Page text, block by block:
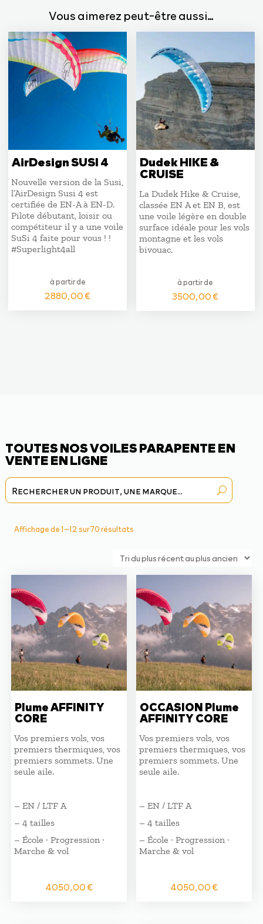
Vous aimerez peut-être aussi…
AirDesign SUSI 4
Nouvelle version de la Susi,
l’AirDesign Susi 4 est
certifiée de EN-A à EN-D.
Pilote débutant, loisir ou
compétiteur il y a une voile
SuSi 4 faite pour vous ! !
#Superlight4all
à partir de
2880,00€
Dudek HIKE &
CRUISE
La Dudek Hike & Cruise,
classée EN A et EN B, est
une voile légère en double
surface idéale pour les vols
montagne et les vols
bivouac.
à partir de
3500,00€
TOUTES NOS VOILES PARAPENTE EN
VENTE EN LIGNE
Affichage de 1–12 sur 70 résultatsTrié
récent
ancien
Plume AFFINITY
CORE
Vos premiers vols, vos
premiers thermiques, vos
premiers sommets. Une
seule aile.
– EN / LTF A
– 4 tailles
– École · Progression ·
Marche & vol
4050,00€
OCCASION Plume
AFFINITY CORE
Vos premiers vols, vos
premiers thermiques, vos
premiers sommets. Une
seule aile.
– EN / LTF A
– 4 tailles
– École · Progression ·
Marche & vol
4050,00€